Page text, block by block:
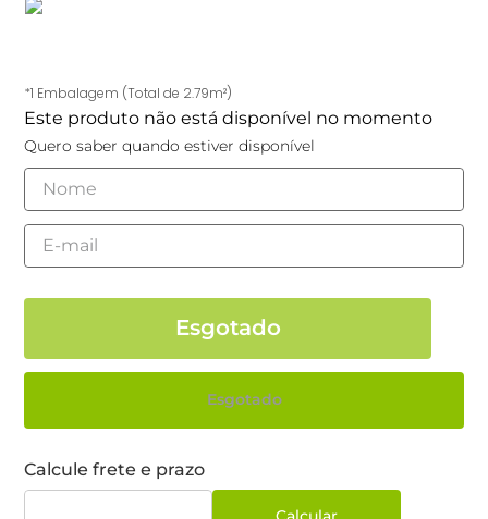
*1 Embalagem (Total de 2.79m²)
Este produto não está disponível no momento
Quero saber quando estiver disponível
Esgotado
10 º telha